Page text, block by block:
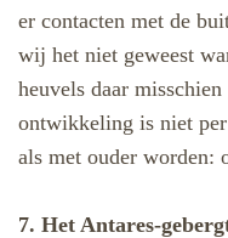
er contacten met de
wij het niet geweest
heuvels daar
ontwikkeling is niet
als met ouder worden:
7. Het Antares-